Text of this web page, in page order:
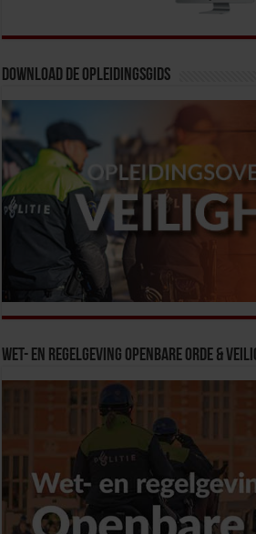
Download de opleidingsgids
Wet- en Regelgeving Openbare Orde &